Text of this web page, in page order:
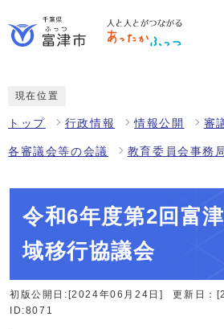
現在位置
トップ 行政情報 情報公開 審
各審議会等の会議 教育委員会事務
令和6年度第2回富
域移行協議会
初版公開日:[2024年06月24日]
更新日：
ID:8071